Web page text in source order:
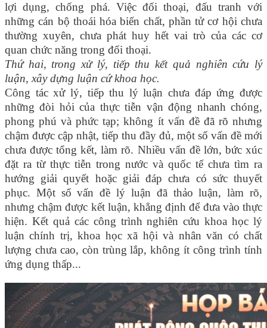
lợi dụng, chống phá. Việc đối thoại, đấu tranh với
những cán bộ thoái hóa biến chất, phần tử cơ hội chưa
thường xuyên, chưa phát huy hết vai trò của các cơ
quan chức năng trong đối thoại.
Thứ hai, trong xử lý, tiếp thu kết quả nghiên cứu lý
luận, xây dựng luận cứ khoa học.
Công tác xử lý, tiếp thu lý luận chưa đáp ứng được
những đòi hỏi của thực tiễn vận động nhanh chóng,
phong phú và phức tạp; không ít vấn đề đã rõ nhưng
chậm được cập nhật, tiếp thu đầy đủ, một số vấn đề mới
chưa được tổng kết, làm rõ. Nhiều vấn đề lớn, bức xúc
đặt ra từ thực tiễn trong nước và quốc tế chưa tìm ra
hướng giải quyết hoặc giải đáp chưa có sức thuyết
phục. Một số vấn đề lý luận đã thảo luận, làm rõ,
nhưng chậm được kết luận, khẳng định để đưa vào thực
hiện. Kết quả các công trình nghiên cứu khoa học lý
luận chính trị, khoa học xã hội và nhân văn có chất
lượng chưa cao, còn trùng lắp, không ít công trình tính
ứng dụng thấp...